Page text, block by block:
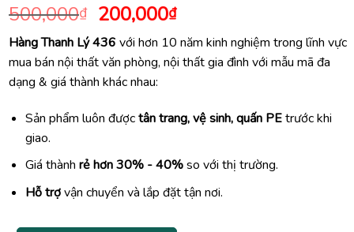
500,000₫ Giá
gốc
là:
500,000₫.
200,000₫Giá
hiện
tại
là:
Hàng Thanh Lý 436 với hơn 10 năm kinh nghiệm trong lĩnh vực
mua bán nội thất văn phòng, nội thất gia đình với mẫu mã đa
dạng & giá thành khác nhau:
Sản phẩm luôn đượctân trang, vệ sinh, quấn PEtrước khi
giao.
Giá thành rẻ hơn 30% - 40%so với thị trường.
Hỗ trợvận chuyển và lắp đặt tận nơi.